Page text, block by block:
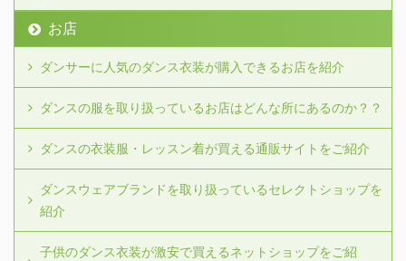
お店
ダンサーに人気のダンス衣装が購入できるお店を紹介
ダンスの服を取り扱っているお店はどんな所にあるのか？？
ダンスの衣装服・レッスン着が買える通販サイトをご紹介
ダンスウェアブランドを取り扱っているセレクトショップを
紹介
子供のダンス衣装が激安で買えるネットショップをご紹